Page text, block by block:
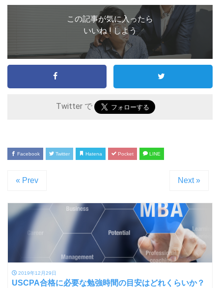
この記事が気に入ったら
いいね ! しよう
Twitter で
Facebook Twitter Hatena Pocket LINE
« Prev Next »
2019年12月29日
USCPA合格に必要な勉強時間の目安はどれくらいか？